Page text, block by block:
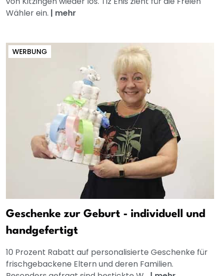
Wähler ein. | mehr
WERBUNG
Geschenke zur Geburt - individuell und
handgefertigt
10 Prozent Rabatt auf personalisierte Geschenke für
frischgebackene Eltern und deren Familien.